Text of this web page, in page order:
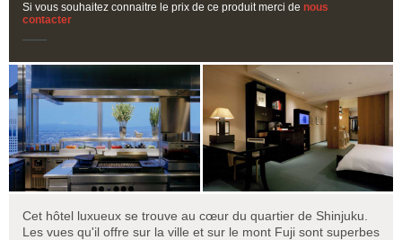
Si vous souhaitez connaitre le prix de ce produit merci de nous
contacter
Cet hôtel luxueux se trouve au cœur du quartier de Shinjuku.
Les vues qu'il offre sur la ville et sur le mont Fuji sont superbes